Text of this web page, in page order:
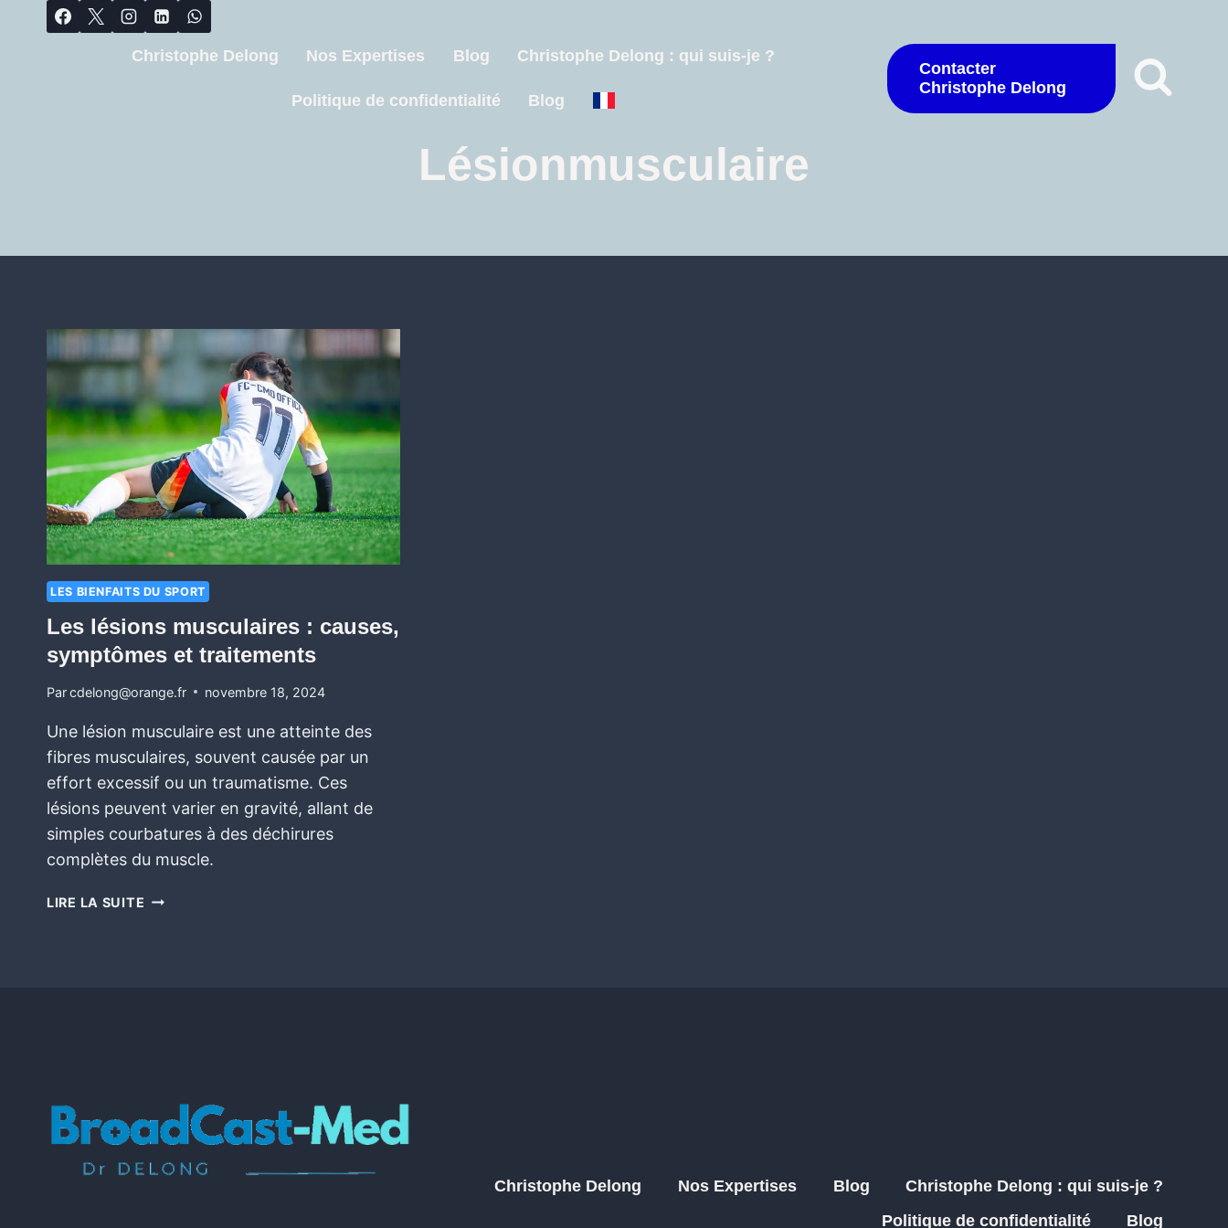
Christophe Delong Nos Expertises Blog Christophe Delong : qui suis-je ?
Politique de confidentialité Blog
Contacter
Christophe Delong
Lésionmusculaire
LES BIENFAITS DU SPORT
Les lésions musculaires : causes,
symptômes et traitements
Parcdelong@orange.fr novembre 18, 2024
Une lésion musculaire est une atteinte des
fibres musculaires, souvent causée par un
effort excessif ou un traumatisme. Ces
lésions peuvent varier en gravité, allant de
simples courbatures à des déchirures
complètes du muscle.
LIRE LA SUITE
Christophe Delong Nos Expertises Blog
Christophe Delong : qui suis-je ?
Politique de confidentialité
Blog